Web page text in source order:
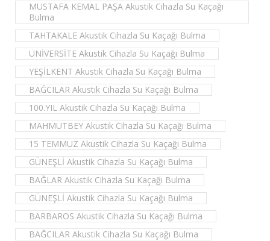
MUSTAFA KEMAL PAŞA Akustik Cihazla Su Kaçağı
Bulma
TAHTAKALE Akustik Cihazla Su Kaçağı Bulma
ÜNİVERSİTE Akustik Cihazla Su Kaçağı Bulma
YEŞİLKENT Akustik Cihazla Su Kaçağı Bulma
BAĞCILAR Akustik Cihazla Su Kaçağı Bulma
100.YIL Akustik Cihazla Su Kaçağı Bulma
MAHMUTBEY Akustik Cihazla Su Kaçağı Bulma
15 TEMMUZ Akustik Cihazla Su Kaçağı Bulma
GÜNEŞLİ Akustik Cihazla Su Kaçağı Bulma
BAĞLAR Akustik Cihazla Su Kaçağı Bulma
GÜNEŞLİ Akustik Cihazla Su Kaçağı Bulma
BARBAROS Akustik Cihazla Su Kaçağı Bulma
BAĞCILAR Akustik Cihazla Su Kaçağı Bulma